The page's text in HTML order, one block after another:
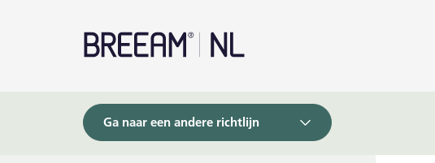
Ga naar een andere richtlijn